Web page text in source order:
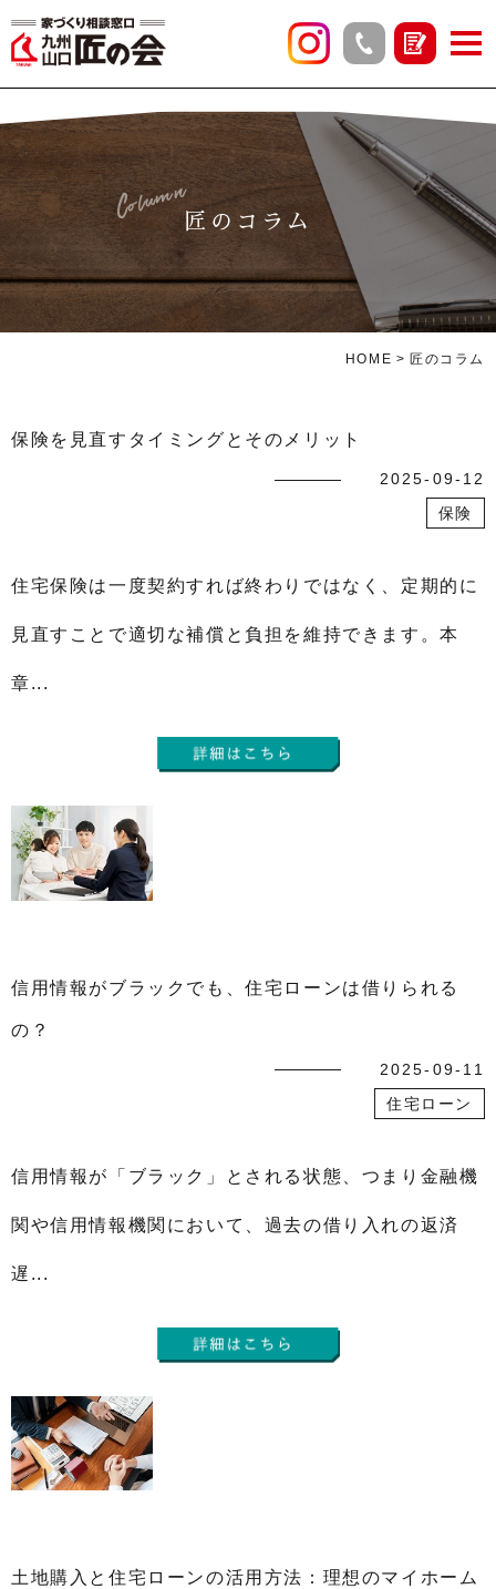
匠のコラム
Column
HOME 匠のコラム
保険を見直すタイミングとそのメリット
2025-09-12
保険
住宅保険は一度契約すれば終わりではなく、定期的に
見直すことで適切な補償と負担を維持できます。本
章...
信用情報がブラックでも、住宅ローンは借りられる
の？
2025-09-11
住宅ローン
信用情報が「ブラック」とされる状態、つまり金融機
関や信用情報機関において、過去の借り入れの返済
遅...
土地購入と住宅ローンの活用方法：理想のマイホーム